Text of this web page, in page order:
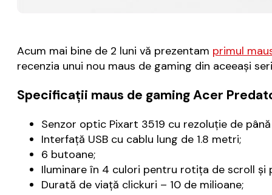
Acum mai bine de 2 luni vă prezentam primul
recenzia unui nou maus de gaming din aceeași
Specificații maus de gaming Acer
Senzor optic Pixart 3519 cu rezoluție de
Interfață USB cu cablu lung de 1.8 metri;
6 butoane;
Iluminare în 4 culori pentru rotița de scroll
Durată de viață clickuri – 10 de milioane;